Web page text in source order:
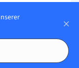
einstellen,
zu dem der